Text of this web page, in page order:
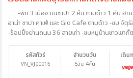
-พัก 3 เมือง บนซาปา 2 คืน ตามด๋าว 1 คืน ฮา
อาน่า ซาปา คาเฟ่ และ Gio Cafe ตามด๋าว -ชม จั
-ช้อปปิ้งย่านถนน 36 สายเก่า -ชมหมูบ้านชาวเขากั๊
รหัสทัวร์
VN_VJ00016
จำนวนวัน
5วัน 4คืน
เดิน